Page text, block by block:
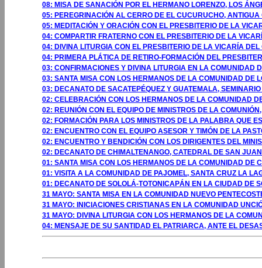
08: MISA DE SANACIÓN POR EL HERMANO LORENZO, LOS
05: PEREGRINACIÓN AL CERRO DE EL CUCURUCHO,
05: MEDITACIÓN Y ORACIÓN CON EL PRESBITERIO DE LA
04: COMPARTIR FRATERNO CON EL PRESBITERIO DE LA
04: DIVINA LITURGIA CON EL PRESBITERIO DE LA VICARÍA
04: PRIMERA PLÁTICA DE RETIRO-FORMACIÓN DEL
03: CONFIRMACIONES Y DIVINA LITURGIA EN LA COMUNIDAD
03: SANTA MISA CON LOS HERMANOS DE LA COMUNIDAD DE
03: DECANATO DE SACATEPÉQUEZ Y GUATEMALA,
02: CELEBRACIÓN CON LOS HERMANOS DE LA COMUNIDAD
02: REUNIÓN CON EL EQUIPO DE MINISTROS DE LA
02: FORMACIÓN PARA LOS MINISTROS DE LA PALABRA QUE
02: ENCUENTRO CON EL EQUIPO ASESOR Y TIMÓN DE LA
02: ENCUENTRO Y BENDICIÓN CON LOS DIRIGENTES DEL
02: DECANATO DE CHIMALTENANGO, CATEDRAL DE SAN
01: SANTA MISA CON LOS HERMANOS DE LA COMUNIDAD DE
01: VISITA A LA COMUNIDAD DE PAJOMEL, SANTA CRUZ LA
01: DECANATO DE SOLOLÁ-TOTONICAPÁN EN LA CIUDAD DE
31 MAYO: SANTA MISA EN LA COMUNIDAD NUEVO
31 MAYO: INICIACIONES CRISTIANAS EN LA COMUNIDAD
31 MAYO: DIVINA LITURGIA CON LOS HERMANOS DE LA
04: MENSAJE DE SU SANTIDAD EL PATRIARCA, ANTE EL